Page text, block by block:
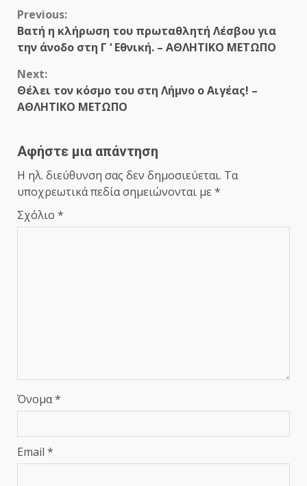
Continue
Reading
Previous:
Βατή η κλήρωση του πρωταθλητή Λέσβου για
την άνοδο στη Γ ‘ Εθνική. – ΑΘΛΗΤΙΚΟ ΜΕΤΩΠΟ
Next:
Θέλει τον κόσμο του στη Λήμνο ο Αιγέας! –
ΑΘΛΗΤΙΚΟ ΜΕΤΩΠΟ
Αφήστε μια απάντηση
Η ηλ. διεύθυνση σας δεν δημοσιεύεται. Τα
υποχρεωτικά πεδία σημειώνονται με *
Σχόλιο *
Όνομα*
Email *